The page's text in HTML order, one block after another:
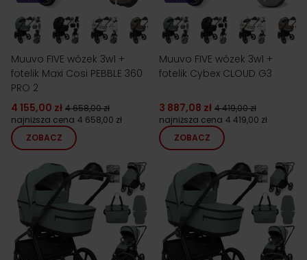
Muuvo FIVE wózek 3w1 +
fotelik Maxi Cosi PEBBLE 360
PRO 2
4 155,00 zł 4 658,00 zł
najniższa cena 4 658,00 zł
ZOBACZ
Muuvo FIVE wózek 3w1 +
fotelik Cybex CLOUD G3
3 887,08 zł 4 419,00 zł
najniższa cena 4 419,00 zł
ZOBACZ